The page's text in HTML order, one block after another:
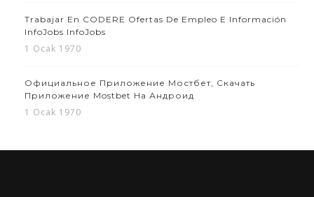
Trabajar En CODERE Ofertas De Empleo E Información
InfoJobs InfoJobs
1 Ocak 1970
Официальное Приложение Мостбет, Скачать
Приложение Mostbet На Андроид
1 Ocak 1970